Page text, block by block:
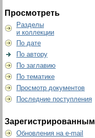
Просмотреть
Разделы
и коллекции
По дате
По автору
По заглавию
По тематике
Просмотр документов
Последние поступления
Обновления на e-mail